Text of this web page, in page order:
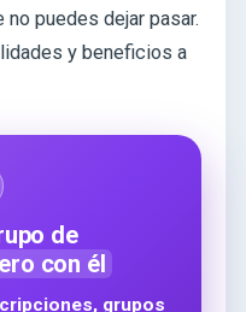
puedes dejar pasar.
y beneficios a
de
con él
grupos